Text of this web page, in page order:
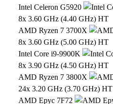
Intel Celeron G5920
8x 3.60 GHz (4.40 GHz) HT
AMD Ryzen 7 3700X
8x 3.60 GHz (5.00 GHz) HT
Intel Core i9-9900K
8x 3.90 GHz (4.50 GHz) HT
AMD Ryzen 7 3800X
24x 3.20 GHz (3.70 GHz) HT
AMD Epyc 7F72